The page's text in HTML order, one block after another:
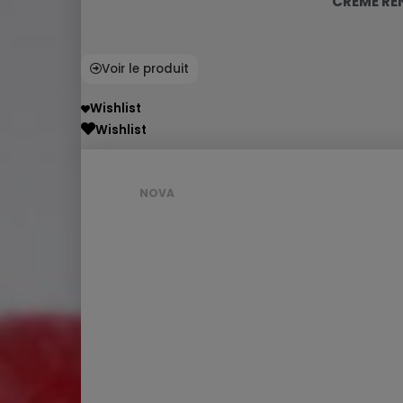
Voir le produit
Wishlist
Wishlist
NOVA